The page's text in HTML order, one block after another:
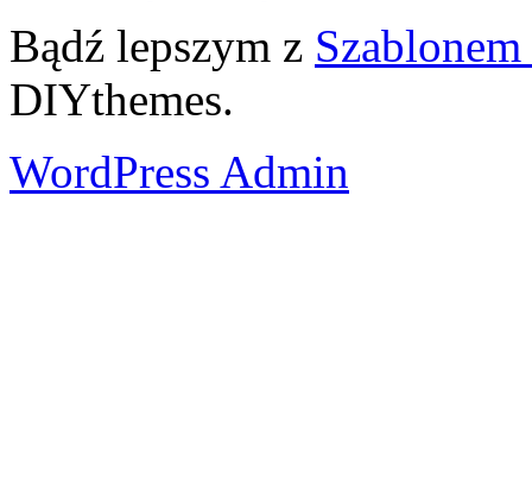
Bądź lepszym z
DIYthemes.
WordPress Admin